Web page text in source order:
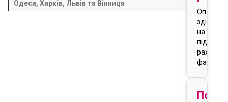
Одеса, Харків, Львів та Вінниця
Оплата
на
підставі
рахунку-
фактури